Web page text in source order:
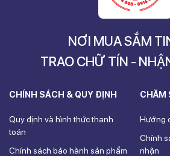
NƠI MUA SẮM
TRAO CHỮ TÍN -
CHÍNH SÁCH & QUY ĐỊNH
Quy định và hình thức thanh
toán
Chính sách bảo hành sản phẩm
CHĂM
Hướng
Chính
nhận